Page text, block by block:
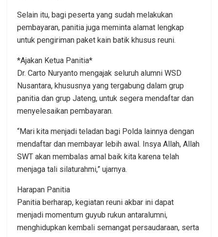
Selain itu, bagi peserta yang sudah melakukan
pembayaran, panitia juga meminta alamat lengkap
untuk pengiriman paket kain batik khusus reuni.
*Ajakan Ketua Panitia*
Dr. Carto Nuryanto mengajak seluruh alumni WSD
Nusantara, khususnya yang tergabung dalam grup
panitia dan grup Jateng, untuk segera mendaftar dan
menyelesaikan pembayaran.
“Mari kita menjadi teladan bagi Polda lainnya dengan
mendaftar dan membayar lebih awal. Insya Allah, Allah
SWT akan membalas amal baik kita karena telah
menjaga tali silaturahmi,” ujarnya.
Harapan Panitia
Panitia berharap, kegiatan reuni akbar ini dapat
menjadi momentum guyub rukun antaralumni,
menghidupkan kembali semangat persaudaraan, serta